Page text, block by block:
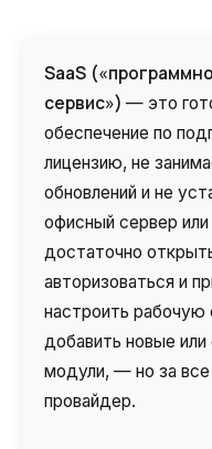
SaaS
сервис») — это
обеспечение по
лицензию, не
обновлений и не
офисный сервер
достаточно
авторизоваться и
настроить
добавить новые
модули, — но за все
провайдер.